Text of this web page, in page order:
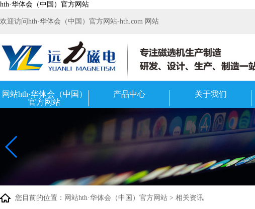
hth·华体会（中国）官方网站
欢迎访问hth·华体会（中国）官方网站-hth.com 网站
网站hth·华体会（中国）
官方网站
产品中心 关于我们
您目前的位置： 网站hth·华体会（中国）官方网站 > 相关资讯